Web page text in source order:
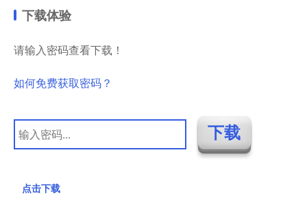
下载体验
请输入密码查看下载！
如何免费获取密码？
点击下载